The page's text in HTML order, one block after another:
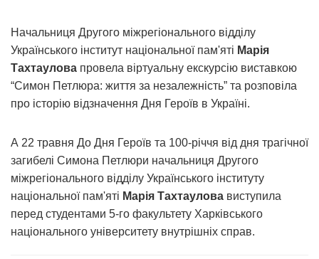
Начальниця Другого міжрегіонального відділу
Українського інститут національної пам'яті Марія
Тахтаулова провела віртуальну екскурсію виставкою
“Симон Петлюра: життя за незалежність” та розповіла
про історію відзначення Дня Героїв в Україні.
А 22 травня До Дня Героїв та 100-річчя від дня трагічної
загибелі Симона Петлюри начальниця Другого
міжрегіонального відділу Українського інституту
національної пам'яті Марія Тахтаулова виступила
перед студентами 5-го факультету Харківського
національного університету внутрішніх справ.